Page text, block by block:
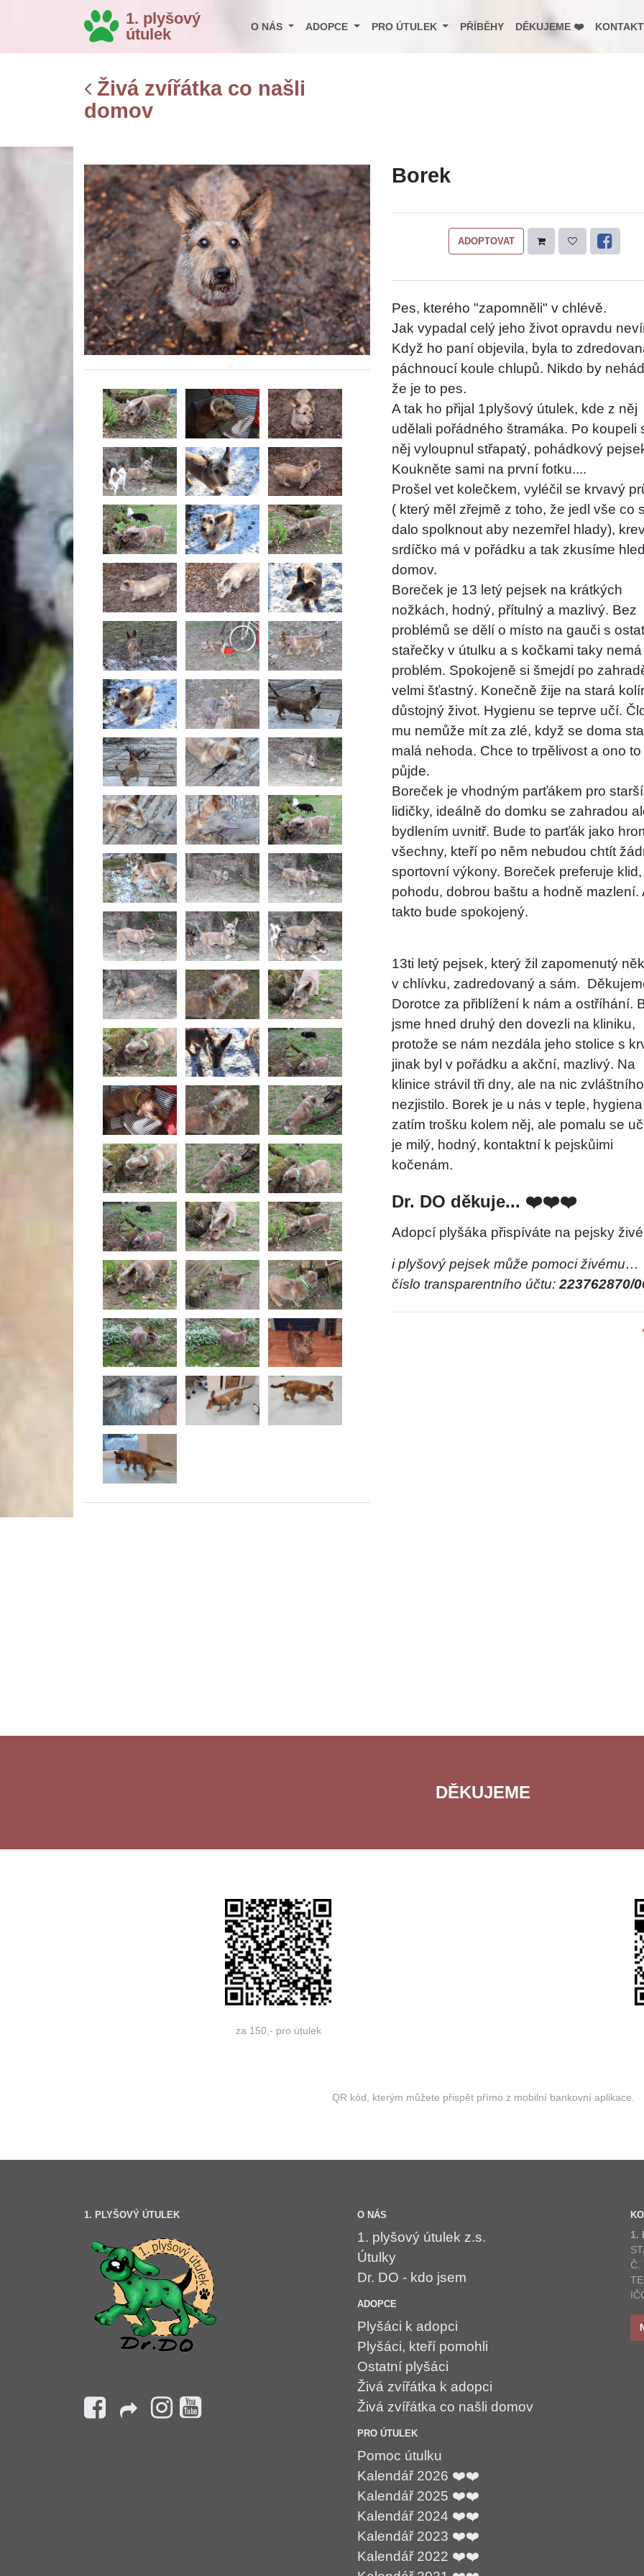
1. plyšový
útulek
O NÁS ADOPCE PRO ÚTULEK PŘÍBĚHY DĚKUJEME ❤️ KONTAKT
Živá zvířátka co našli
domov
Borek
ADOPTOVAT
Pes, kterého "zapomněli" v chlévě.
Jak vypadal celý jeho život opravdu
Když ho paní objevila, byla to
páchnoucí koule chlupů. Nikdo by
že je to pes.
A tak ho přijal 1plyšový útulek, kde z něj
udělali pořádného štramáka. Po koupeli
něj vyloupnul střapatý, pohádkový
Koukněte sami na první fotku....
Prošel vet kolečkem, vyléčil se krvavý
( který měl zřejmě z toho, že jedl vše co
dalo spolknout aby nezemřel hlady),
srdíčko má v pořádku a tak zkusíme
domov.
Boreček je 13 letý pejsek na krátkých
nožkách, hodný, přítulný a mazlivý. Bez
problémů se dělí o místo na gauči s
stařečky v útulku a s kočkami taky nemá
problém. Spokojeně si šmejdí po
velmi šťastný. Konečně žije na stará
důstojný život. Hygienu se teprve učí.
mu nemůže mít za zlé, když se doma
malá nehoda. Chce to trpělivost a ono to
půjde.
Boreček je vhodným parťákem pro starší
lidičky, ideálně do domku se zahradou
bydlením uvnitř. Bude to parťák jako
všechny, kteří po něm nebudou chtít
sportovní výkony. Boreček preferuje klid,
pohodu, dobrou baštu a hodně mazlení.
takto bude spokojený.
13ti letý pejsek, který žil zapomenutý
v chlívku, zadredovaný a sám.
Dorotce za přiblížení k nám a ostříhání.
jsme hned druhý den dovezli na kliniku,
protože se nám nezdála jeho stolice s
jinak byl v pořádku a akční, mazlivý. Na
klinice strávil tři dny, ale na nic
nezjistilo. Borek je u nás v teple,
zatím trošku kolem něj, ale pomalu se
je milý, hodný, kontaktní k pejskůimi
kočenám.
Dr. DO děkuje... ❤️❤️❤️
Adopcí plyšáka přispíváte na pejsky
i plyšový pejsek může pomoci živému…
číslo transparentního účtu: 223762870/
DĚKUJEME
za 150,- pro útulek
QR kód, kterým můžete přispět přímo z mobilní bankovní aplikace.
1. PLYŠOVÝ ÚTULEK O NÁS
1. plyšový útulek z.s.
Útulky
Dr. DO - kdo jsem
ADOPCE
Plyšáci k adopci
Plyšáci, kteří pomohli
Ostatní plyšáci
Živá zvířátka k adopci
Živá zvířátka co našli domov
PRO ÚTULEK
Pomoc útulku
Kalendář 2026 ❤️❤️
Kalendář 2025 ❤️❤️
Kalendář 2024 ❤️❤️
Kalendář 2023 ❤️❤️
Kalendář 2022 ❤️❤️
1.
Č.